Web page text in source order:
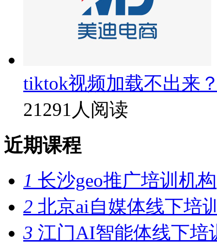
tiktok视频加载不出来
21291人阅读
近期课程
1 长沙geo推广培训机构
2 北京ai自媒体线下培
3 江门AI智能体线下培